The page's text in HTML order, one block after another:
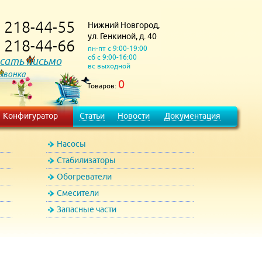
218-44-55
218-44-66
письмо
Нижний Новгород,
ул. Генкиной, д. 40
пн-пт с 9:00-19:00
сб с 9:00-16:00
вс выходной
Товаров: 0
Конфигуратор Статьи Новости Документация
Насосы
Стабилизаторы
Обогреватели
Смесители
Запасные части